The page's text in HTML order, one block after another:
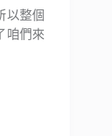
以整個
咱們來